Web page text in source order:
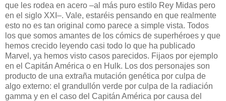
que les rodea en acero –al más puro estilo Rey Midas pero
en el siglo XXI–. Vale, estaréis pensando en que realmente
esto no es tan original como parece a simple vista. Todos
los que somos amantes de los cómics de superhéroes y que
hemos crecido leyendo casi todo lo que ha publicado
Marvel, ya hemos visto casos parecidos. Fijaos por ejemplo
en el Capitán América o en Hulk. Los dos personajes son
producto de una extraña mutación genética por culpa de
algo externo: el grandullón verde por culpa de la radiación
gamma y en el caso del Capitán América por causa del